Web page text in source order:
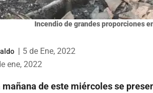
Incendio de grandes proporciones
| 5 de Ene, 2022
ene, 2022
mañana de este miércoles se